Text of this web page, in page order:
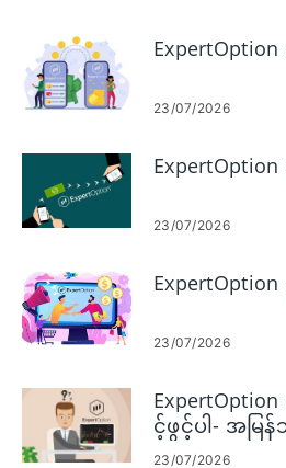
23/07/2026
23/07/2026
23/07/2026
င့်ဖွင့်ပါ- အမ
များ
23/07/2026